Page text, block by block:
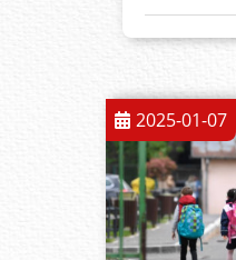
2025-01-07